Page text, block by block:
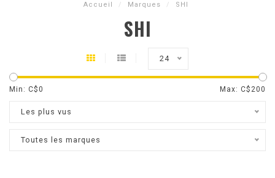
Accueil / Marques / SHI
SHI
24
Min: C$0 Max: C$ 200
Les plus vus
Toutes les marques